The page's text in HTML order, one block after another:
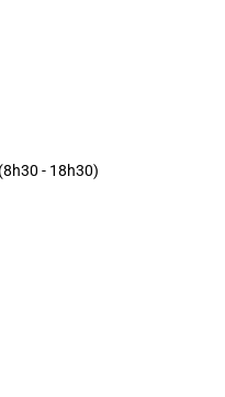
- 18h30)